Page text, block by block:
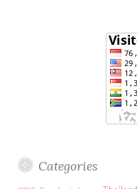
Categories